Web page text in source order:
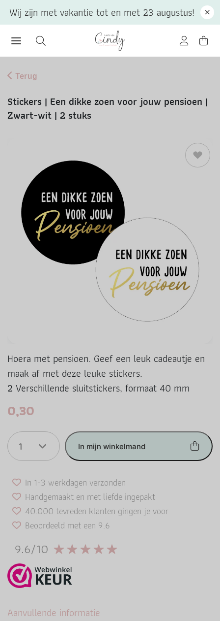
Terug
Stickers | Een dikke zoen voor jouw pensioen |
Zwart-wit | 2 stuks
Hoera met pensioen. Geef een leuk cadeautje en
maak af met deze leuke stickers.
2 Verschillende sluitstickers, formaat 40 mm
0,30
1 In mijn winkelmand
In 1-3 werkdagen verzonden
Handgemaakt en met liefde ingepakt
40.000 tevreden klanten gingen je voor
Beoordeeld met een 9.6
9.6/10
Aanvullende informatie
Wij zijn met vakantie tot en met 23 augustus!